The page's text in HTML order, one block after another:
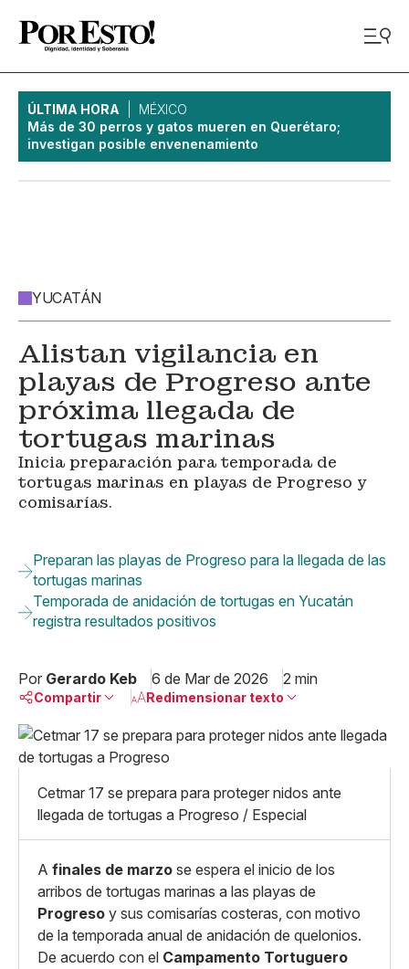
ÚLTIMA HORA
MÉXICO
Más de 30 perros y gatos mueren en Querétaro;
investigan posible envenenamiento
YUCATÁN
Alistan vigilancia en
playas de Progreso ante
próxima llegada de
tortugas marinas
Inicia preparación para temporada de
tortugas marinas en playas de Progreso y
comisarías.
Preparan las playas de Progreso para la llegada de las
tortugas marinas
Temporada de anidación de tortugas en Yucatán
registra resultados positivos
Por Gerardo Keb 6 de Mar de 2026 2 min
Compartir
Linkedin
Facebook
X
Whatsapp
Copiar enlace
Redimensionar texto
Grande
Cetmar 17 se prepara para proteger nidos ante
llegada de tortugas a Progreso / Especial
A finales de marzo se espera el inicio de los
arribos de tortugas marinas a las playas de
Progreso y sus comisarías costeras, con motivo
de la temporada anual de anidación de quelonios.
De acuerdo con el Campamento Tortuguero